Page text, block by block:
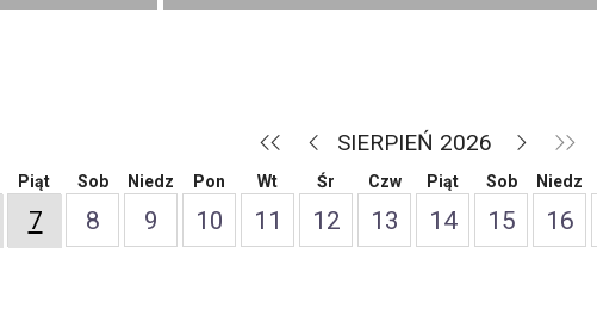
SIERPIEŃ 2026
Piąt
7
Sob
8
Niedz
9
Pon
10
Wt
11
Śr
12
Czw
13
Piąt
14
Sob
15
Niedz
16